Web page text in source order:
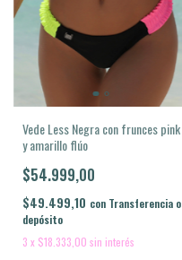
Vede Less Negra con frunces pink
y amarillo flúo
$54.999,00
$49.499,10 con Transferencia o
depósito
3 x $18.333,00 sin interés